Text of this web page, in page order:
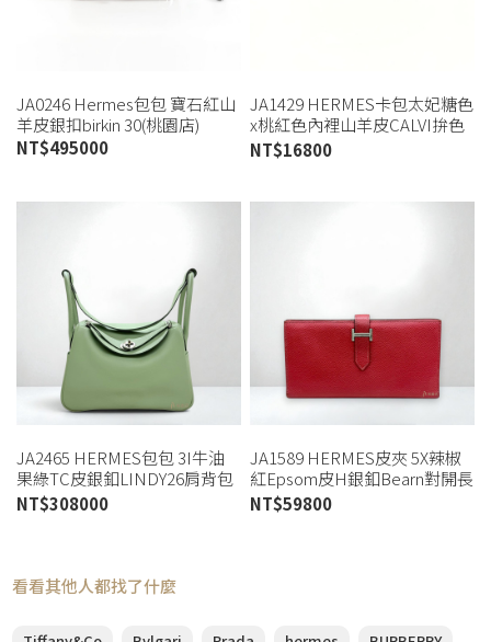
JA0246 Hermes包包 寶石紅山
羊皮銀扣birkin 30(桃園店)
NT$495000
JA1429 HERMES卡包太妃糖色
x桃紅色內裡山羊皮CALVI拚色
卡包(桃園店)
NT$16800
JA2465 HERMES包包 3I牛油
果綠TC皮銀釦LINDY26肩背包
H073430CK (桃園店)
NT$308000
JA1589 HERMES皮夾 5X辣椒
紅Epsom皮H銀釦Bearn對開長
夾 (桃園店)
NT$59800
看看其他人都找了什麼